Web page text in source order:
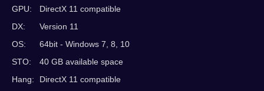
GPU:
DirectX 11 compatible
DX:
Version 11
OS:
64bit - Windows 7, 8, 10
STO:
40 GB available space
Hang:
DirectX 11 compatible